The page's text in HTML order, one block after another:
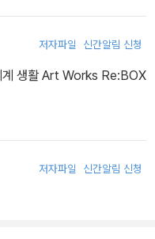
저자파일 신간알림 신청
계 생활 Art Works Re:BOX
저자파일 신간알림 신청